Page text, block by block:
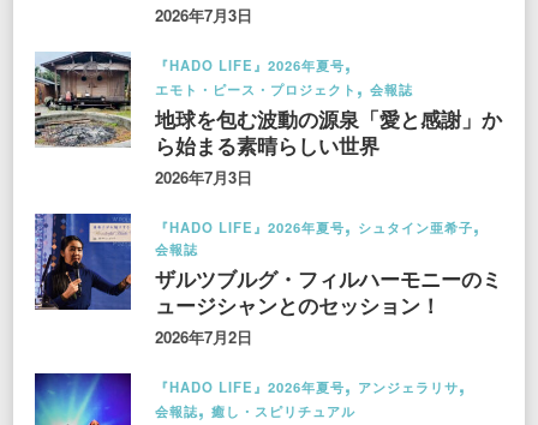
2026年7月3日
『HADO LIFE』2026年夏号
エモト・ピース・プロジェクト
会報誌
地球を包む波動の源泉「愛と感謝」か
ら始まる素晴らしい世界
2026年7月3日
『HADO LIFE』2026年夏号
シュタイン亜希子
会報誌
ザルツブルグ・フィルハーモニーのミ
ュージシャンとのセッション！
2026年7月2日
『HADO LIFE』2026年夏号
アンジェラリサ
会報誌
癒し・スピリチュアル